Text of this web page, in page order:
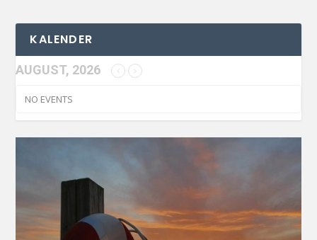
KALENDER
AUGUST, 2026
NO EVENTS